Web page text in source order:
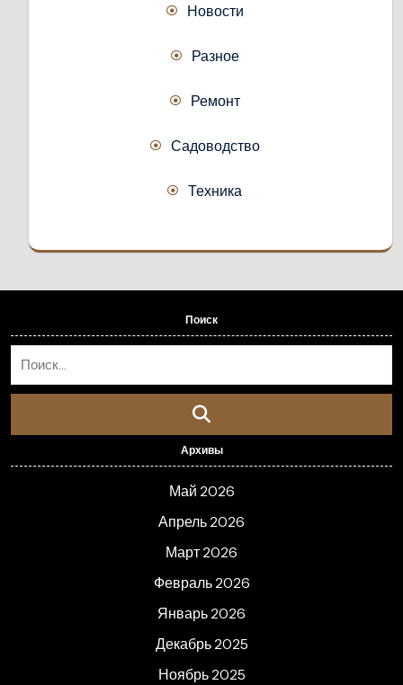
Новости
Разное
Ремонт
Садоводство
Техника
Поиск
Архивы
Май 2026
Апрель 2026
Март 2026
Февраль 2026
Январь 2026
Декабрь 2025
Ноябрь 2025